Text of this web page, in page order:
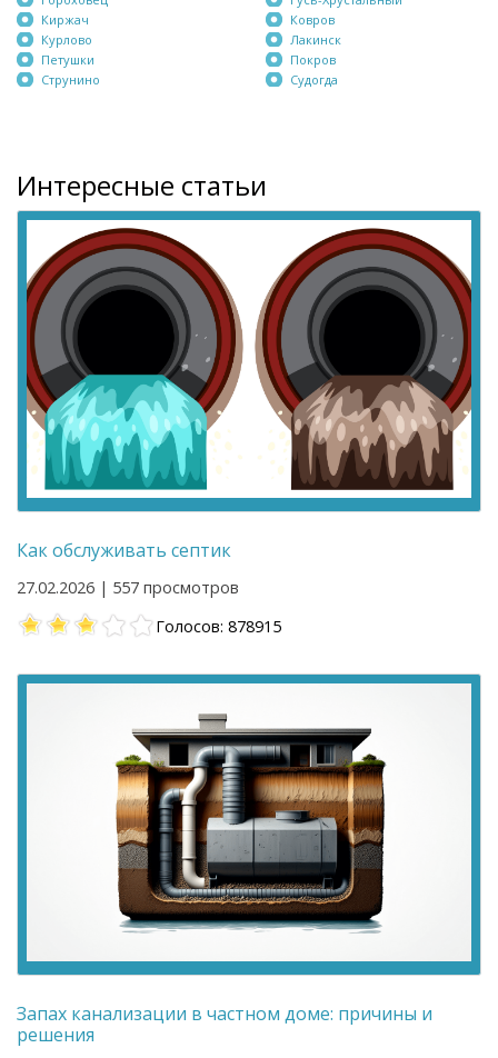
Киржач
Курлово
Петушки
Струнино
Ковров
Лакинск
Покров
Судогда
Интересные статьи
Как обслуживать септик
27.02.2026 | 557 просмотров
Голосов: 878915
Запах канализации в частном доме: причины и
решения